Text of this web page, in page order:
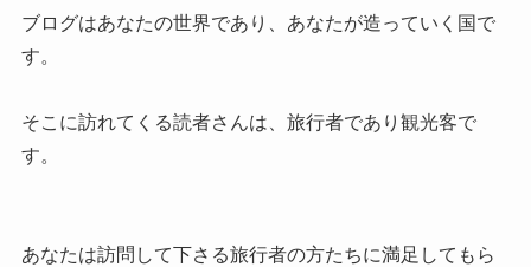
ブログはあなたの世界であり、あなたが造っていく国で
す。
そこに訪れてくる読者さんは、旅行者であり観光客で
す。
あなたは訪問して下さる旅行者の方たちに満足してもら